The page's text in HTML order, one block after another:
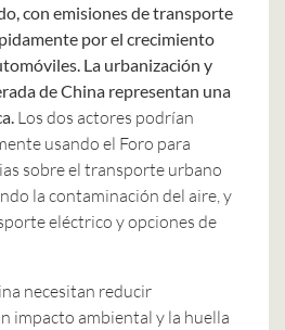
con emisiones de transporte
por el crecimiento
La urbanización y
de China representan una
Los dos actores podrían
usando el Foro para
sobre el transporte urbano
la contaminación del aire, y
eléctrico y opciones de
necesitan reducir
impacto ambiental y la huella